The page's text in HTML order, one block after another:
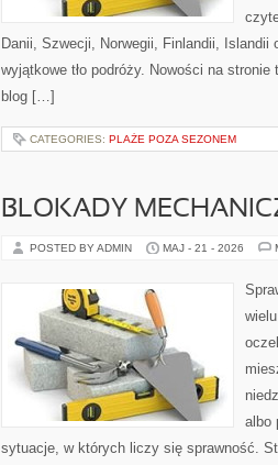
Danii, Szwecji, Norwegii, Finlandii, Islandii
wyjątkowe tło podróży. Nowości na
blog […]
CATEGORIES: PLAŻE POZA SEZONEM
BLOKADY
POSTED BY ADMIN MAJ - 21 - 2026
albo
sytuacje, w których liczy się sprawność.